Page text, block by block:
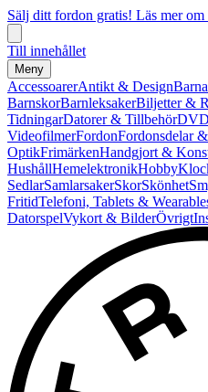
Sälj ditt fordon gratis! Läs mer
Till innehållet
Meny
AccessoarerAntikt & Design
BarnskorBarnleksakerBiljetter &
TidningarDatorer & Tillbehör
VideofilmerFordonFordonsdelar
OptikFrimärkenHandgjort &
HushållHemelektronikHobby
SedlarSamlarsakerSkorSkönhet
FritidTelefoni, Tablets &
DatorspelVykort & BilderÖvrigt